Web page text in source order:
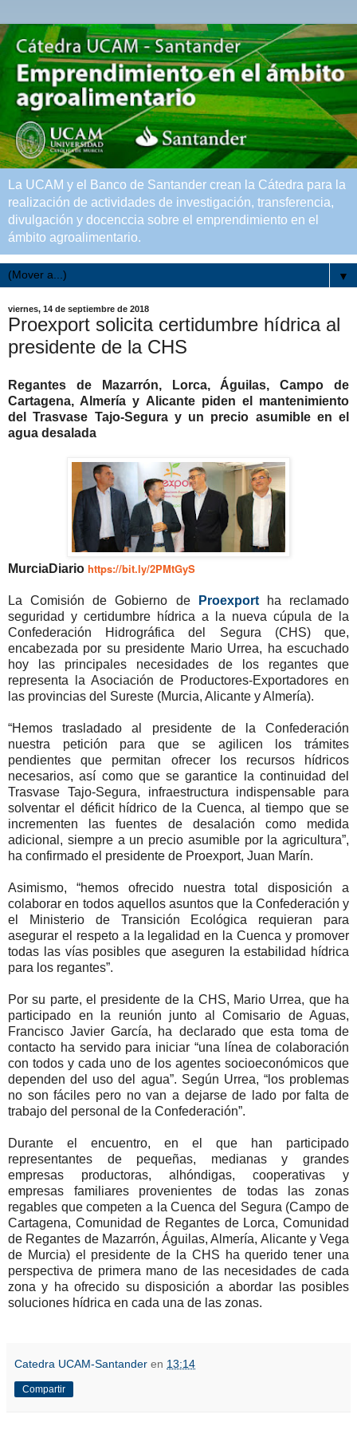
La UCAM y el Banco de Santander crean la Cátedra para la
realización de actividades de investigación, transferencia,
divulgación y docenccia sobre el emprendimiento en el
ámbito agroalimentario.
▼
viernes, 14 de septiembre de 2018
Proexport solicita certidumbre hídrica al
presidente de la CHS
Regantes de Mazarrón, Lorca, Águilas, Campo de
Cartagena, Almería y Alicante piden el mantenimiento
del Trasvase Tajo-Segura y un precio asumible en el
agua desalada
MurciaDiario https://bit.ly/2PMtGyS
La Comisión de Gobierno de Proexportha reclamado
seguridad y certidumbre hídrica a la nueva cúpula de la
Confederación Hidrográfica del Segura (CHS) que,
encabezada por su presidente Mario Urrea, ha escuchado
hoy las principales necesidades de los regantes que
representa la Asociación de Productores-Exportadores en
las provincias del Sureste (Murcia, Alicante y Almería).
“Hemos trasladado al presidente de la Confederación
nuestra petición para que se agilicen los trámites
pendientes que permitan ofrecer los recursos hídricos
necesarios, así como que se garantice la continuidad del
Trasvase Tajo-Segura, infraestructura indispensable para
solventar el déficit hídrico de la Cuenca, al tiempo que se
incrementen las fuentes de desalación como medida
adicional, siempre a un precio asumible por la agricultura”,
ha confirmado el presidente de Proexport, Juan Marín.
Asimismo, “hemos ofrecido nuestra total disposición a
colaborar en todos aquellos asuntos que la Confederación y
el Ministerio de Transición Ecológica requieran para
asegurar el respeto a la legalidad en la Cuenca y promover
todas las vías posibles que aseguren la estabilidad hídrica
para los regantes”.
Por su parte, el presidente de la CHS, Mario Urrea, que ha
participado en la reunión junto al Comisario de Aguas,
Francisco Javier García, ha declarado que esta toma de
contacto ha servido para iniciar “una línea de colaboración
con todos y cada uno de los agentes socioeconómicos que
dependen del uso del agua”. Según Urrea, “los problemas
no son fáciles pero no van a dejarse de lado por falta de
trabajo del personal de la Confederación”.
Durante el encuentro, en el que han participado
representantes de pequeñas, medianas y grandes
empresas productoras, alhóndigas, cooperativas y
empresas familiares provenientes de todas las zonas
regables que competen a la Cuenca del Segura (Campo de
Cartagena, Comunidad de Regantes de Lorca, Comunidad
de Regantes de Mazarrón, Águilas, Almería, Alicante y Vega
de Murcia) el presidente de la CHS ha querido tener una
perspectiva de primera mano de las necesidades de cada
zona y ha ofrecido su disposición a abordar las posibles
soluciones hídrica en cada una de las zonas.
Catedra UCAM-Santander en 13:14
Compartir